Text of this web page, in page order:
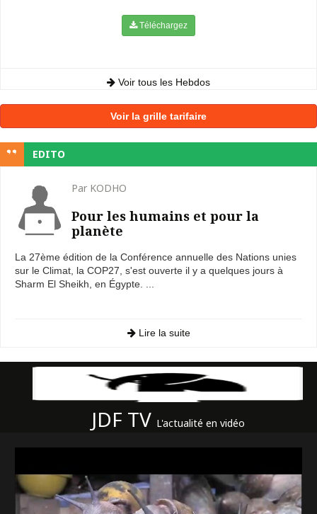
Téléchargez
Voir tous les Hebdos
Voir la grille tarifaire
EDITO
Par KODHO
Pour les humains et pour la
planète
La 27ème édition de la Conférence annuelle des Nations unies
sur le Climat, la COP27, s'est ouverte il y a quelques jours à
Sharm El Sheikh, en Égypte. ...
Lire la suite
JDF TV L'actualité en vidéo